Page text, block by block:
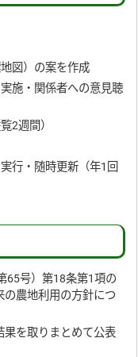
図）の案を作成
施・関係者への意見聴
2週間）
行・随時更新（年1回
65号）第18条第1項の
農地利用の方針につ
果を取りまとめて公表